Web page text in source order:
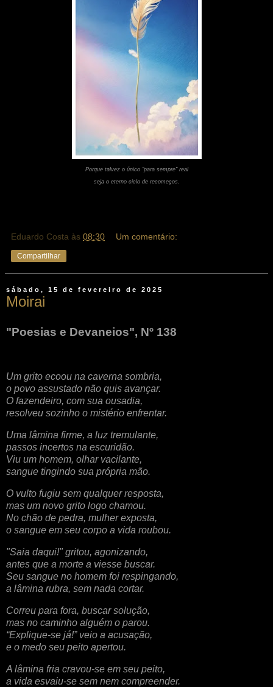
Porque talvez o único "para sempre" real
seja o eterno ciclo de recomeços.
Eduardo Costa às 08:30 Um comentário:
Compartilhar
sábado, 15 de fevereiro de 2025
Moirai
"Poesias e Devaneios", Nº 138
Um grito ecoou na caverna sombria,
o povo assustado não quis avançar.
O fazendeiro, com sua ousadia,
resolveu sozinho o mistério enfrentar.
Uma lâmina firme, a luz tremulante,
passos incertos na escuridão.
Viu um homem, olhar vacilante,
sangue tingindo sua própria mão.
O vulto fugiu sem qualquer resposta,
mas um novo grito logo chamou.
No chão de pedra, mulher exposta,
o sangue em seu corpo a vida roubou.
"Saia daqui!" gritou, agonizando,
antes que a morte a viesse buscar.
Seu sangue no homem foi respingando,
a lâmina rubra, sem nada cortar.
Correu para fora, buscar solução,
mas no caminho alguém o parou.
“Explique-se já!” veio a acusação,
e o medo seu peito apertou.
A lâmina fria cravou-se em seu peito,
a vida esvaiu-se sem nem compreender.